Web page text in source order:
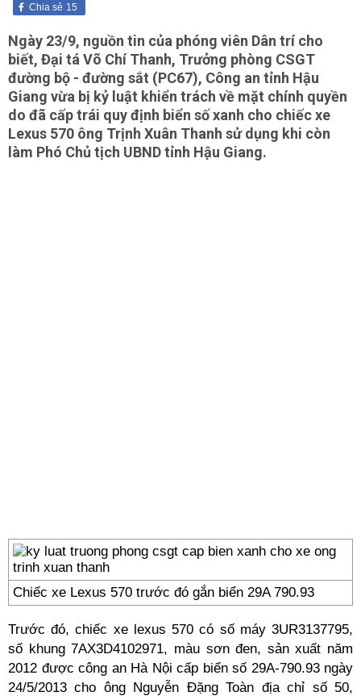
15
Chia sẻ
Ngày 23/9, nguồn tin của phóng viên Dân trí cho
biết, Đại tá Võ Chí Thanh, Trưởng phòng CSGT
đường bộ - đường sắt (PC67), Công an tỉnh Hậu
Giang vừa bị kỷ luật khiển trách về mặt chính quyền
do đã cấp trái quy định biển số xanh cho chiếc xe
Lexus 570 ông Trịnh Xuân Thanh sử dụng khi còn
làm Phó Chủ tịch UBND tỉnh Hậu Giang.
Chiếc xe Lexus 570 trước đó gắn biển 29A 790.93
Trước đó, chiếc xe lexus 570 có số máy 3UR3137795,
số khung 7AX3D4102971, màu sơn đen, sản xuất năm
2012 được công an Hà Nội cấp biển số 29A-790.93 ngày
24/5/2013 cho ông Nguyễn Đặng Toàn địa chỉ số 50,